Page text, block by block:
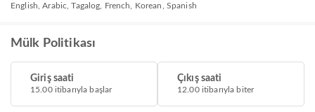
English, Arabic, Tagalog, French, Korean, Spanish
Mülk Politikası
Giriş saati
15.00 itibarıyla başlar
Çıkış saati
12.00 itibarıyla biter